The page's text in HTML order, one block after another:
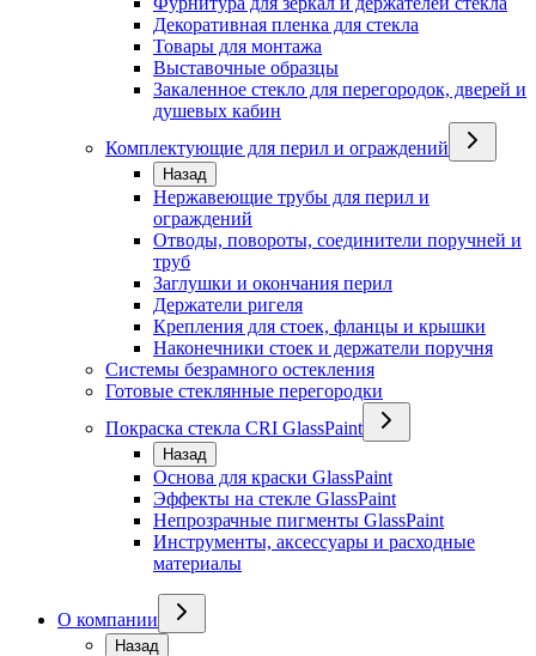
Декоративная пленка для стекла
Товары для монтажа
Выставочные образцы
Закаленное стекло для перегородок, дверей и
душевых кабин
Комплектующие для перил и ограждений
Назад
Нержавеющие трубы для перил и
ограждений
Отводы, повороты, соединители поручней и
труб
Заглушки и окончания перил
Держатели ригеля
Крепления для стоек, фланцы и крышки
Наконечники стоек и держатели поручня
Системы безрамного остекления
Готовые стеклянные перегородки
Покраска стекла CRI GlassPaint
Назад
Основа для краски GlassPaint
Эффекты на стекле GlassPaint
Непрозрачные пигменты GlassPaint
Инструменты, аксессуары и расходные
материалы
О компании
Назад